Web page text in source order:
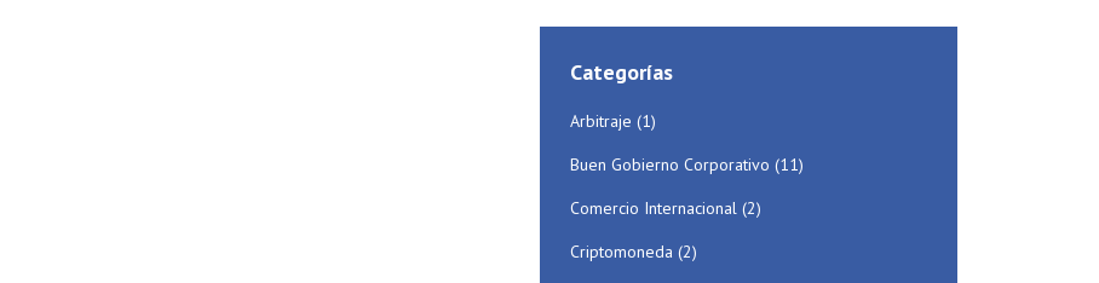
Categorías
Arbitraje (1)
Buen Gobierno Corporativo (11)
Comercio Internacional (2)
Criptomoneda (2)